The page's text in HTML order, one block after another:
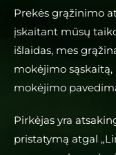
Prekės grąžinimo
įskaitant mūsų
išlaidas, mes
mokėjimo
mokėjimo
Pirkėjas yra
pristatymą atgal